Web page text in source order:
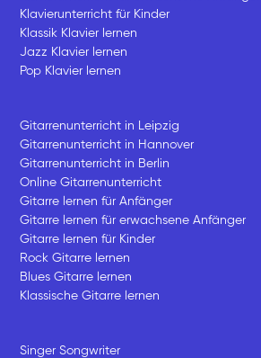
Klavierunterricht für Kinder
Klassik Klavier lernen
Jazz Klavier lernen
Pop Klavier lernen
Gitarrenunterricht in Leipzig
Gitarrenunterricht in Hannover
Gitarrenunterricht in Berlin
Online Gitarrenunterricht
Gitarre lernen für Anfänger
Gitarre lernen für erwachsene Anfänger
Gitarre lernen für Kinder
Rock Gitarre lernen
Blues Gitarre lernen
Klassische Gitarre lernen
Singer Songwriter